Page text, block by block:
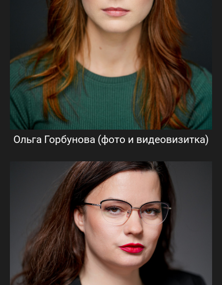
Ольга Горбунова (фото и видеовизитка)